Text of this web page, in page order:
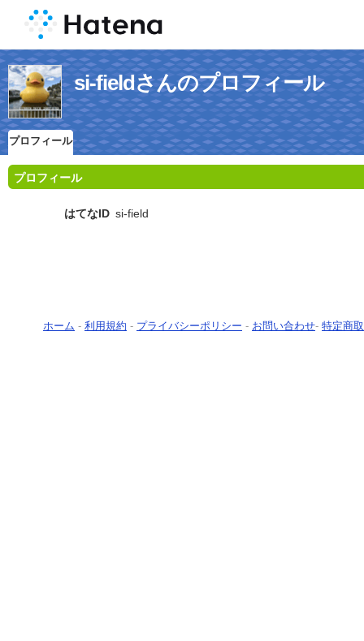
si-fieldさんのプロフィール
プロフィール
プロフィール
はてなID si-field
ホーム - 利用規約 - プライバシーポリシー - お問い合わせ- 特定商